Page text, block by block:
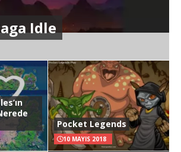
Idle
Pocket Legends
10 MAYIS 2018